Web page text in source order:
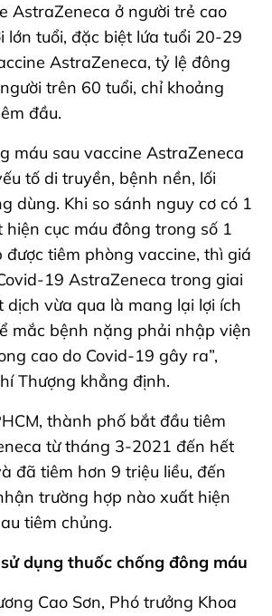
AstraZeneca ở người trẻ cao
lớn tuổi, đặc biệt lứa tuổi 20-29
AstraZeneca, tỷ lệ đông
trên 60 tuổi, chỉ khoảng
đầu.
máu sau vaccine AstraZeneca
tố di truyền, bệnh nền, lối
dùng. Khi so sánh nguy cơ có 1
cục máu đông trong số 1
tiêm phòng vaccine, thì giá
19 AstraZeneca trong giai
vừa qua là mang lại lợi ích
mắc bệnh nặng phải nhập viện
cao do Covid-19 gây ra”,
Thượng khẳng định.
thành phố bắt đầu tiêm
từ tháng 3-2021 đến hết
đã tiêm hơn 9 triệu liều, đến
trường hợp nào xuất hiện
tiêm chủng.
dụng thuốc chống đông máu
Cao Sơn, Phó trưởng Khoa